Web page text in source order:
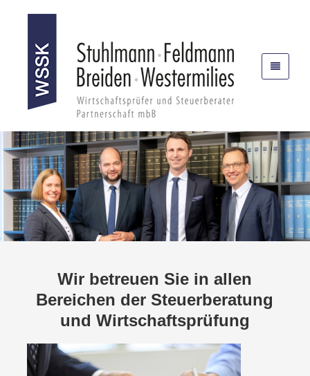
Wir betreuen Sie in allen
Bereichen der Steuerberatung
und Wirtschaftsprüfung